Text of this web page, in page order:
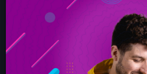
PROGRAMMES
CONTACT